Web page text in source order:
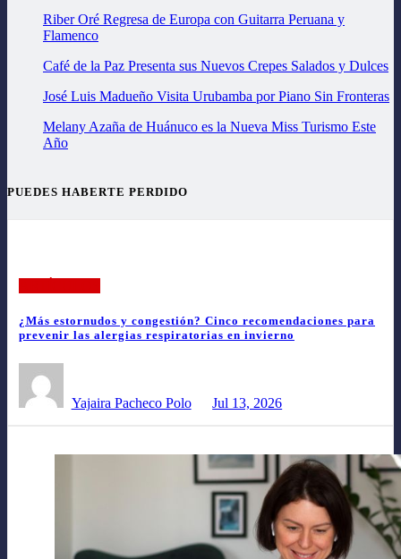
Riber Oré Regresa de Europa con Guitarra Peruana y
Flamenco
Café de la Paz Presenta sus Nuevos Crepes Salados y Dulces
José Luis Madueño Visita Urubamba por Piano Sin Fronteras
Melany Azaña de Huánuco es la Nueva Miss Turismo Este
Año
PUEDES HABERTE PERDIDO
¿Más estornudos y congestión? Cinco recomendaciones para
prevenir las alergias respiratorias en invierno
Yajaira Pacheco Polo Jul 13, 2026